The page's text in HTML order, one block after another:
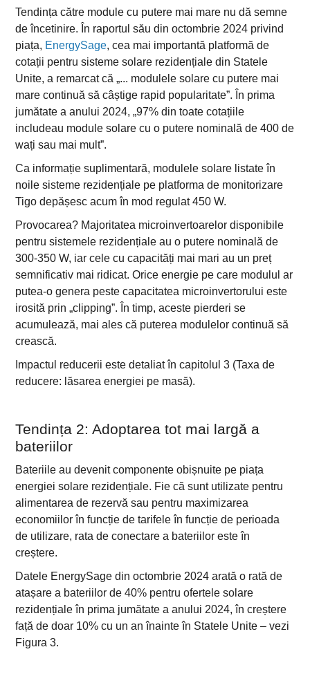
Tendința către module cu putere mai mare nu dă semne
de încetinire. În raportul său din octombrie 2024 privind
piața, EnergySage, cea mai importantă platformă de
cotații pentru sisteme solare rezidențiale din Statele
Unite, a remarcat că „... modulele solare cu putere mai
mare continuă să câștige rapid popularitate”. În prima
jumătate a anului 2024, „97% din toate cotațiile
includeau module solare cu o putere nominală de 400 de
wați sau mai mult”.
Ca informație suplimentară, modulele solare listate în
noile sisteme rezidențiale pe platforma de monitorizare
Tigo depășesc acum în mod regulat 450 W.
Provocarea? Majoritatea microinvertoarelor disponibile
pentru sistemele rezidențiale au o putere nominală de
300-350 W, iar cele cu capacități mai mari au un preț
semnificativ mai ridicat. Orice energie pe care modulul ar
putea-o genera peste capacitatea microinvertorului este
irosită prin „clipping”. În timp, aceste pierderi se
acumulează, mai ales că puterea modulelor continuă să
crească.
Impactul reducerii este detaliat în capitolul 3 (Taxa de
reducere: lăsarea energiei pe masă).
Tendința 2: Adoptarea tot mai largă a
bateriilor
Bateriile au devenit componente obișnuite pe piața
energiei solare rezidențiale. Fie că sunt utilizate pentru
alimentarea de rezervă sau pentru maximizarea
economiilor în funcție de tarifele în funcție de perioada
de utilizare, rata de conectare a bateriilor este în
creștere.
Datele EnergySage din octombrie 2024 arată o rată de
atașare a bateriilor de 40% pentru ofertele solare
rezidențiale în prima jumătate a anului 2024, în creștere
față de doar 10% cu un an înainte în Statele Unite – vezi
Figura 3.